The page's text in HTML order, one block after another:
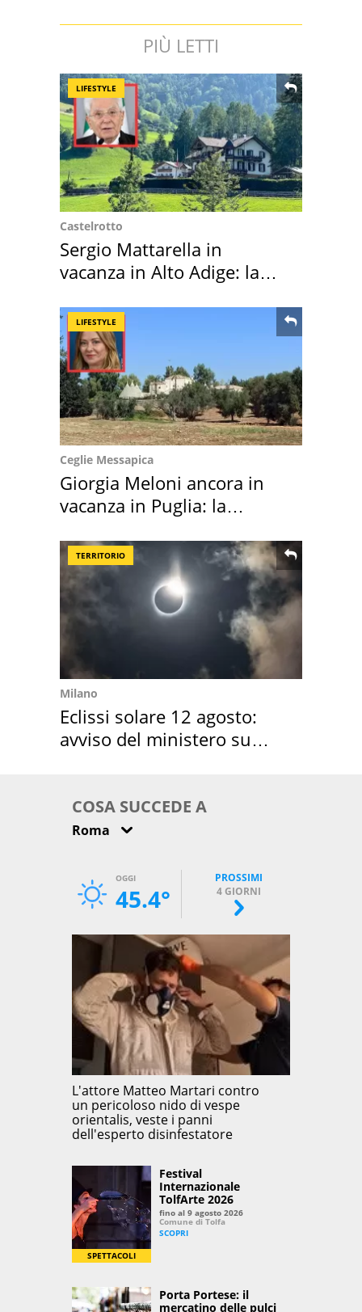
PIÙ LETTI
LIFESTYLE
Castelrotto
Sergio Mattarella in
vacanza in Alto Adige: la
LIFESTYLE
Ceglie Messapica
Giorgia Meloni ancora in
vacanza in Puglia: la
TERRITORIO
Milano
Eclissi solare 12 agosto:
avviso del ministero su